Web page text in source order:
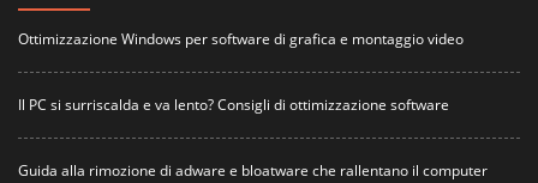
Ottimizzazione Windows per software di grafica e montaggio video
Il PC si surriscalda e va lento? Consigli di ottimizzazione software
Guida alla rimozione di adware e bloatware che rallentano il computer